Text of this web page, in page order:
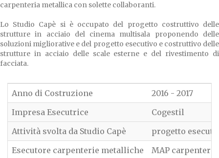
carpenteria metallica con solette collaboranti.
Lo Studio Capè si è occupato del progetto costruttivo delle
strutture in acciaio del cinema multisala proponendo delle
soluzioni migliorative e del progetto esecutivo e costruttivo delle
strutture in acciaio delle scale esterne e del rivestimento di
facciata.
Anno di Costruzione
2016 - 2017
Impresa Esecutrice
Cogestil
Attività svolta da Studio Capè
progetto
Esecutore carpenterie metalliche
MAP